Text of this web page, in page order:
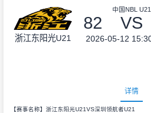
浙江东阳光U21
中国NBL U21
82 VS
2026-05-12
详情
【赛事名称】浙江东阳光U21VS深圳领航者U21